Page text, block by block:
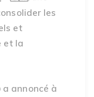
les
et
et la
a annoncé à